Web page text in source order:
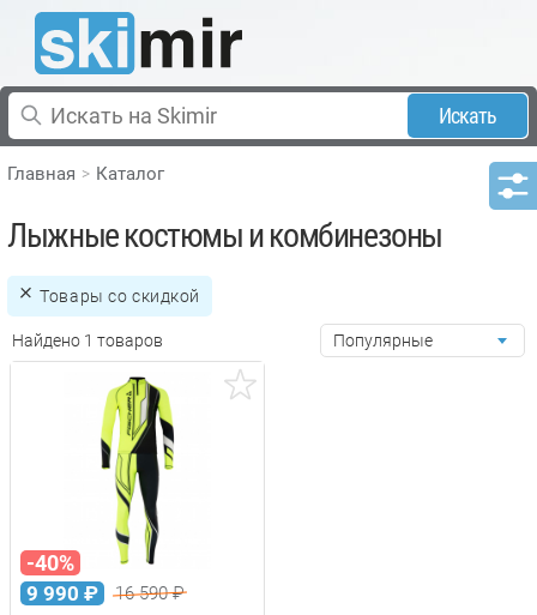
Искать
Главная Каталог
Лыжные костюмы и комбинезоны
Товары со скидкой
Найдено 1 товаров Популярные
-40%
9 990 ₽ 16 590₽